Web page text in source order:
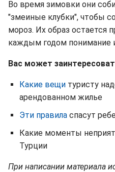
Во время зимовки они
"змеиные клубки", чтобы
мороз. Их образ остается
каждым годом понимание
Вас может
Какие вещи туристу
арендованном жилье
Эти правила спасут
Какие моменты
Турции
При написании материала